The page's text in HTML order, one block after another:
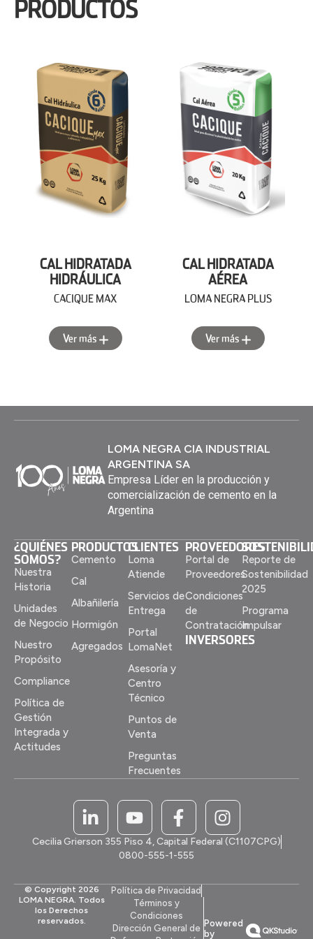
PRODUCTOS
CAL HIDRATADA
HIDRÁULICA
CACIQUE MAX
Ver más
CAL HIDRATADA
AÉREA
LOMA NEGRA PLUS
Ver más
LOMA NEGRA CIA INDUSTRIAL
ARGENTINA SA
Empresa Líder en la producción y
comercialización de cemento en la
Argentina
¿QUIÉNES
SOMOS?
Nuestra
Historia
Unidades
de Negocio
Nuestro
Propósito
Compliance
Política de
Gestión
Integrada y
Actitudes
PRODUCTOS
Cemento
Cal
Albañilería
Hormigón
Agregados
CLIENTES
Loma
Atiende
Servicios de
Entrega
Portal
LomaNet
Asesoría y
Centro
Técnico
Puntos de
Venta
Preguntas
Frecuentes
PROVEEDORES
Portal de
Proveedores
Condiciones
de
Contratación
INVERSORES
Reporte de
Sostenibilidad
2025
Programa
Impulsar
Cecilia Grierson 355 Piso 4, Capital Federal (C1107CPG)
0800-555-1-555
© Copyright 2026
LOMA NEGRA. Todos
los Derechos
reservados.
Política de Privacidad
Términos y
Condiciones
Dirección General de Powered
by